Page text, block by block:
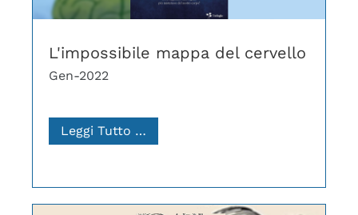
L'impossibile mappa del cervello
Gen-2022
Leggi Tutto …